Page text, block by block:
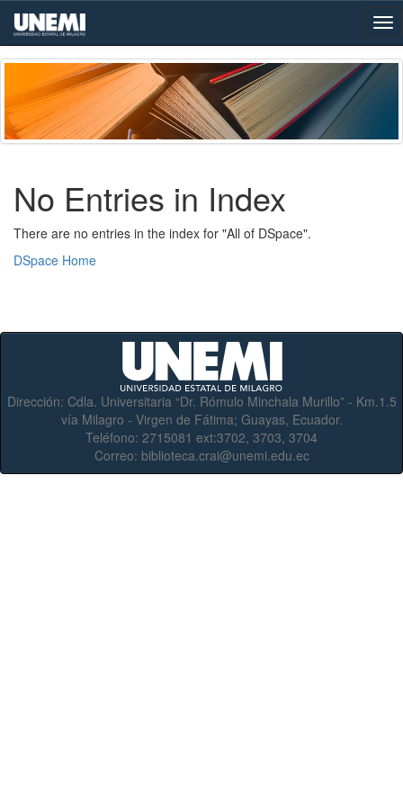
Skip
navigation
No Entries in Index
There are no entries in the index for "All of DSpace".
DSpace Home
Dirección: Cdla. Universitaria “Dr. Rómulo Minchala Murillo” - Km.1.5
vía Milagro - Virgen de Fátima; Guayas, Ecuador.
Teléfono: 2715081 ext:3702, 3703, 3704
Correo: biblioteca.crai@unemi.edu.ec